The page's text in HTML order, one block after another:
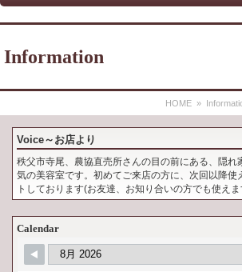
Information
HOME »
Voice～お店より
秩父市寺尾、農協直売所さんの目の前にある、隠れ
気の美容室です。初めてご来店の方に、次回以降使
トしております(お友達、お知り合いの方でも使えま
Calendar